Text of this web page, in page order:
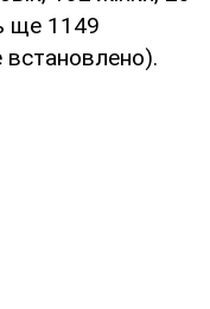
ще 1149
встановлено).